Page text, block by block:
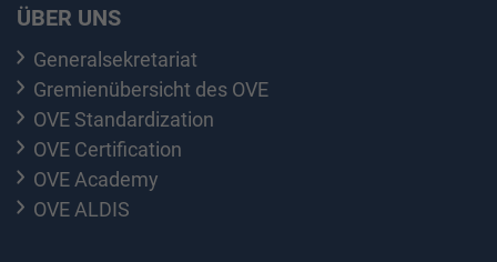
ÜBER UNS
Generalsekretariat
Gremienübersicht des OVE
OVE Standardization
OVE Certification
OVE Academy
OVE ALDIS